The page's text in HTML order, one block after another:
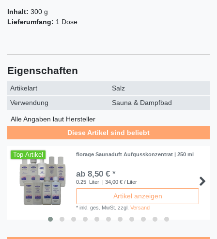
Inhalt: 300 g
Lieferumfang: 1 Dose
Eigenschaften
Artikelart
Salz
Verwendung
Sauna & Dampfbad
Alle Angaben laut Hersteller
Diese Artikel sind beliebt
Top-Artikel florage Saunaduft Aufgusskonzentrat | 250 ml
ab 8,50 € *
0.25 Liter | 34,00 € / Liter
Artikel anzeigen
*inkl. ges. MwSt. zzgl.Versand